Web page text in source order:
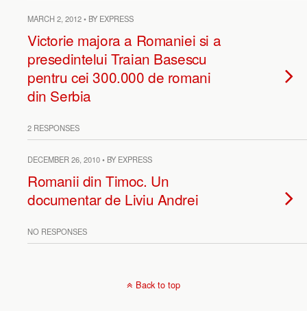
MARCH 2, 2012 • BY EXPRESS
Victorie majora a Romaniei si a
presedintelui Traian Basescu
pentru cei 300.000 de romani
din Serbia
2 RESPONSES
DECEMBER 26, 2010 • BY EXPRESS
Romanii din Timoc. Un
documentar de Liviu Andrei
NO RESPONSES
Back to top